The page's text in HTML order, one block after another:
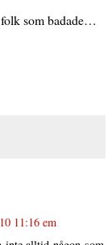
som badade…
11:16 em